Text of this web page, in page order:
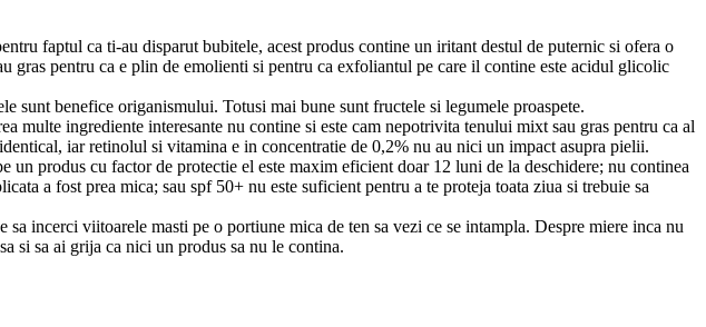
faptul ca ti-au disparut bubitele, acest produs contine un iritant destul de puternic si ofera o
pentru ca e plin de emolienti si pentru ca exfoliantul pe care il contine este acidul glicolic
sunt benefice origanismului. Totusi mai bune sunt fructele si legumele proaspete.
multe ingrediente interesante nu contine si este cam nepotrivita tenului mixt sau gras pentru ca al
iar retinolul si vitamina e in concentratie de 0,2% nu au nici un impact asupra pielii.
un produs cu factor de protectie el este maxim eficient doar 12 luni de la deschidere; nu continea
a fost prea mica; sau spf 50+ nu este suficient pentru a te proteja toata ziua si trebuie sa
incerci viitoarele masti pe o portiune mica de ten sa vezi ce se intampla. Despre miere inca nu
si sa ai grija ca nici un produs sa nu le contina.